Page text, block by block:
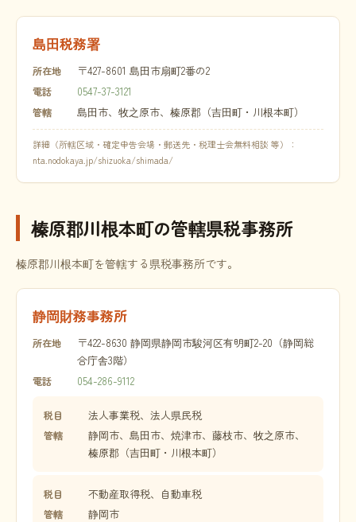
島田税務署
所在地 〒427-8601 島田市扇町2番の2
電話 0547-37-3121
管轄 島田市、牧之原市、榛原郡（吉田町・川根本町）
詳細（所轄区域・確定申告会場・郵送先・税理士会無料相談 等）：
nta.nodokaya.jp/shizuoka/shimada/
榛原郡川根本町の管轄県税事務所
榛原郡川根本町を管轄する県税事務所です。
静岡財務事務所
所在地
〒422-8630 静岡県静岡市駿河区有明町2-20（静岡総
合庁舎3階）
電話 054-286-9112
税目 法人事業税、法人県民税
管轄
静岡市、島田市、焼津市、藤枝市、牧之原市、
榛原郡（吉田町・川根本町）
税目 不動産取得税、自動車税
管轄 静岡市